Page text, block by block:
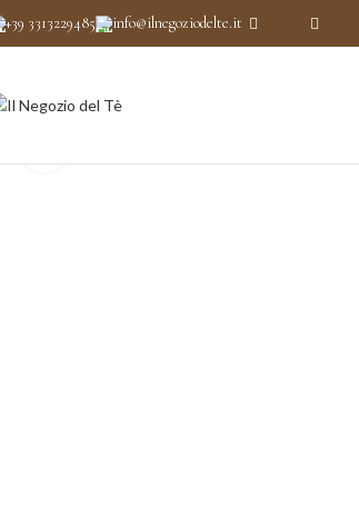
+39 3313229485 info@ilnegoziodelte.it